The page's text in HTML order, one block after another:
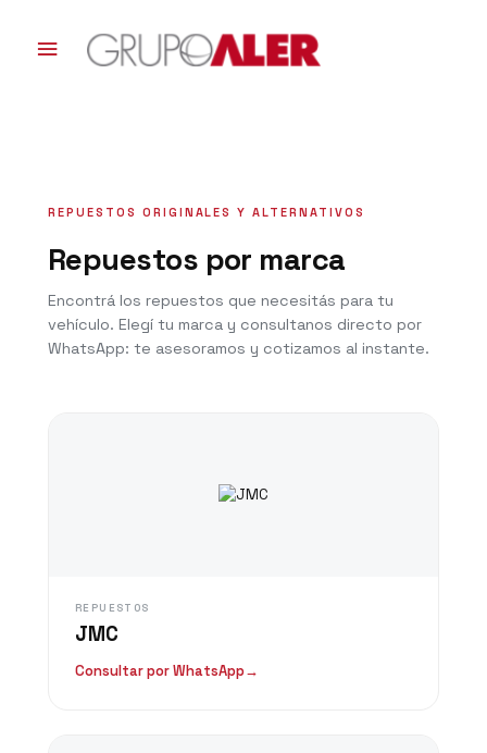
contenidoMenú
REPUESTOS ORIGINALES Y ALTERNATIVOS
Repuestos por marca
Encontrá los repuestos que necesitás para tu
vehículo. Elegí tu marca y consultanos directo por
WhatsApp: te asesoramos y cotizamos al instante.
REPUESTOS
JMC
Consultar por WhatsApp→